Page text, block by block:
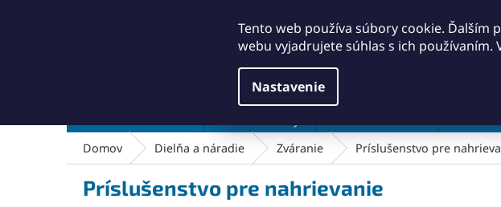
Tento web používa súbory cookie. Ďalším
webu vyjadrujete súhlas s ich používaním.
Nastavenie
Domov Dielňa a náradie Zváranie Príslušenstvo pre
Príslušenstvo pre nahrievanie